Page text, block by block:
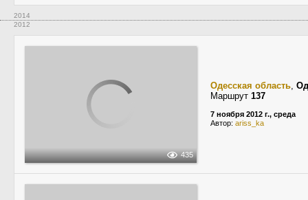
2014
2012
435
Одесская область,
Маршрут 137
7 ноября 2012 г., среда
Автор: ariss_ka